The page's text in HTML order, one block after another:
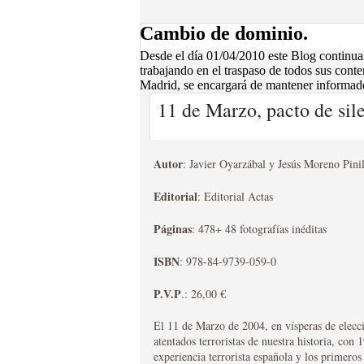
MEMORIA DE LA
LAS PROVINCIAS
EDITORIAL TRADICIÓN
Luis de Evans, adicto a la causa de Isabel “II�?,
sumergieron a las provincias vascongadas en una
aniversario. Lo más destacado es, sin duda alguna,
recorrer sin problemas toda España debido al gran
pero realmente desafectas.
DE MADRID
EDITORIAL TRADICIÓN
esfuerzo que será recompensado por su público.
que este volúmen en tomo único, es la única
suscrito. La segunda, es que por primera vez se
Cambio de dominio.
Desde el día 01/04/2010 este Blog
trabajando en el traspaso de todos sus
Madrid, se encargará de mantener
11 de Marzo, pacto de
Autor: Javier Oyarzábal y Jesús Moreno
Editorial: Editorial Actas
Páginas: 478+ 48 fotografías inéditas
ISBN: 978-84-9739-059-0
P.V.P.: 26,00 €
El 11 de Marzo de 2004, en vísperas de
atentados terroristas de nuestra historia,
experiencia terrorista española y los